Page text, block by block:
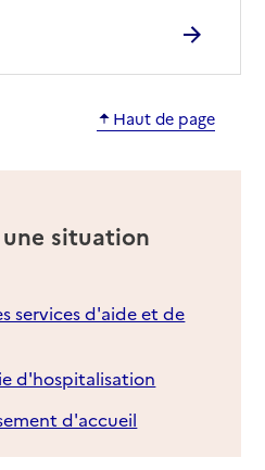
Haut de page
situation
services d'aide et de
d'hospitalisation
d'accueil